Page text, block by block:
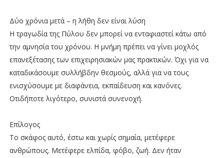
Δύο χρόνια μετά – η λήθη δεν είναι λύση
Η τραγωδία της Πύλου δεν μπορεί να ενταφιαστεί κάτω από
την αμνησία του χρόνου. Η μνήμη πρέπει να γίνει μοχλός
επανεξέτασης των επιχειρησιακών μας πρακτικών. Όχι για να
καταδικάσουμε συλλήβδην θεσμούς, αλλά για να τους
ενισχύσουμε με διαφάνεια, εκπαίδευση και κανόνες.
Οτιδήποτε λιγότερο, συνιστά συνενοχή.
Επίλογος
Το σκάφος αυτό, έστω και χωρίς σημαία, μετέφερε
ανθρώπους. Μετέφερε ελπίδα, φόβο, ζωή. Δεν ήταν